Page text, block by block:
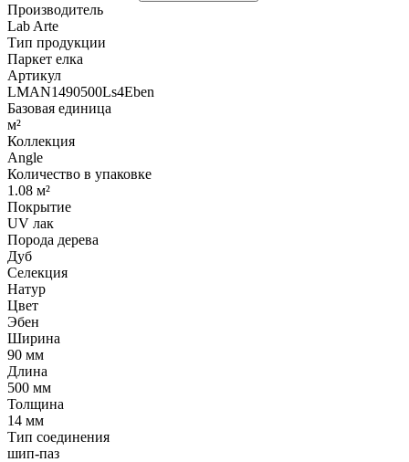
Производитель
Lab Arte
Тип продукции
Паркет елка
Артикул
LMAN1490500Ls4Eben
Базовая единица
м²
Коллекция
Angle
Количество в упаковке
1.08 м²
Покрытие
UV лак
Порода дерева
Дуб
Селекция
Натур
Цвет
Эбен
Ширина
90 мм
Длина
500 мм
Толщина
14 мм
Тип соединения
шип-паз